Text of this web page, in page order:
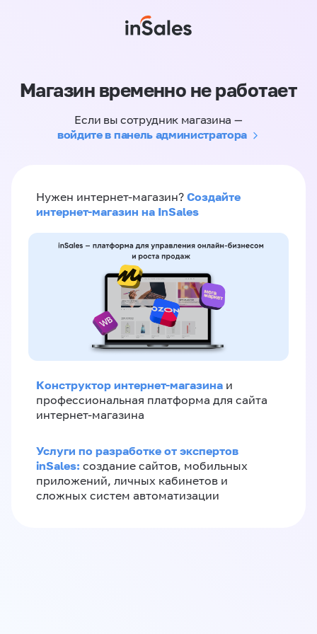
Магазин временно не работает
Если вы сотрудник магазина —
войдите в панель администратора
Нужен интернет-магазин? Создайте
интернет-магазин на InSales
Конструктор интернет-магазина и
профессиональная платформа для сайта
интернет-магазина
Услуги по разработке от экспертов
inSales: создание сайтов, мобильных
приложений, личных кабинетов и
сложных систем автоматизации